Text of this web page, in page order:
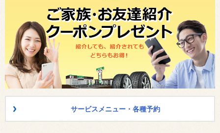
サービスメニュー・各種予約